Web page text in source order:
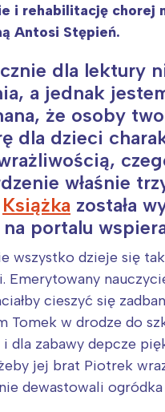
i rehabilitację chorej
Antosi Stępień.
dla lektury
a jednak
że osoby
dla dzieci
właśnie
Książka została
portalu
wszystko dzieje się
Emerytowany
cieszyć się
Tomek w drodze do
i dla zabawy depcze
jej brat Piotrek
dewastowali ogródka